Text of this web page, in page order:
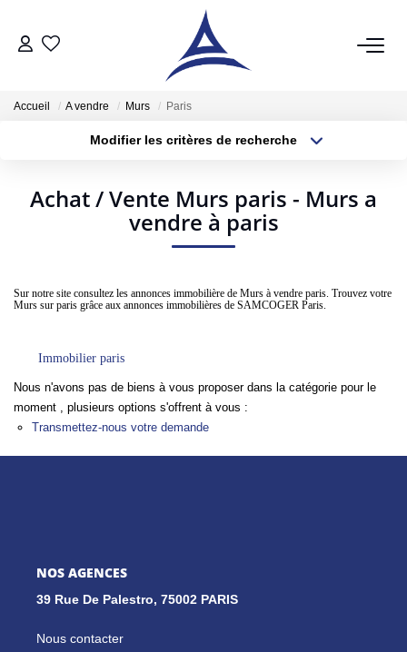
VENTES
Acheter
Vendre
Estimer
LOCATIONS
Nos Offres En Location Du Moment
GESTION LOCATIVE
Accueil A vendre Murs Paris
Modifier les critères de recherche
Type de bien
Surface min
Créer une alerte
Achat / Vente Murs paris - Murs a
vendre à paris
Sur notre site consultez les annonces immobilière de Murs à vendre paris. Trouvez votre
Murs sur paris grâce aux annonces immobilières de SAMCOGER Paris.
Immobilier paris
Nous n'avons pas de biens à vous proposer dans la catégorie pour le
moment , plusieurs options s'offrent à vous :
Transmettez-nous votre demande
NOS AGENCES
39 Rue De Palestro, 75002 PARIS
Nous contacter